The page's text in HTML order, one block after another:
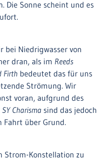
Die Sonne scheint und es
bei Niedrigwasser von
dran, als im Reeds
Firth bedeutet das für uns
Strömung. Wir
voran, aufgrund des
SY Charisma sind das jedoch
über Grund.
Strom-Konstellation zu